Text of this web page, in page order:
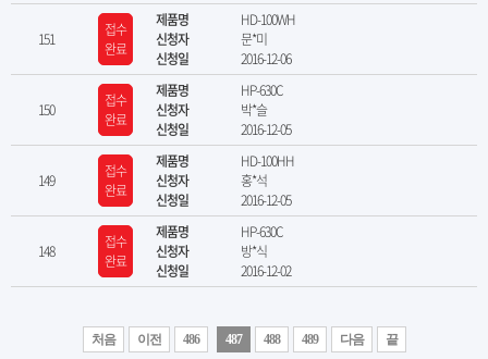
151
접수
완료
제품명
HD-100WH
신청자
문*미
신청일
2016-12-06
150
접수
완료
제품명
HP-630C
신청자
박*슬
신청일
2016-12-05
149
접수
완료
제품명
HD-100HH
신청자
홍*석
신청일
2016-12-05
148
접수
완료
제품명
HP-630C
신청자
방*식
신청일
2016-12-02
처음 이전 486 487 488 489 다음 끝